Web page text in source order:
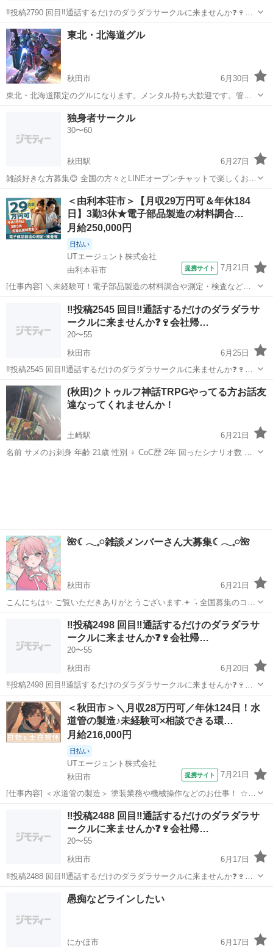
‼️投稿2790 回目‼️通話するだけのダラダラサークルに来ませんか❓🍷会
社帰ってからや運転中など暇な時間に通話しませんか❓メンバー130人
くらいいます。 男女比は半半くらいで年齢層は20代から40代が多いで
す。zoomや...
秋田 秋田市 グルチャ 顔出し
東北・北海道グル
秋田市
6月30日
東北・北海道限定のグルになります。メンタル持ち大歓迎です。管理
人も管理人補佐もメンタル持ちです。 通話やチャットが好きな方、ぜ
ひ私たちのグルに入りませんか？
秋田市 LINE友達
独身者サークル
30〜60
秋田駅
6月27日
雑談好きな方募集😊 全国の方々とLINEオープンチャットで楽しくお話
ししています。 年齢・性別問わず歓迎です。 興味のある方は、是非入
ってみてください。 元々あった独身者サークルの再集結版です。 新規
メンバーも募集中です。 ...
秋田駅 チャット 独身者
＜由利本荘市＞【月収29万円可＆年休184
日】3勤3休★電子部品製造の材料調合…
月給250,000円
日払い
UTエージェント株式会社
由利本荘市
提携サイト 7月21日
[仕事内容] ＼未経験可！電子部品製造の材料調合や測定・検査など／
セラミックコンデンサを製造する工場でのお仕事です！ ☆コンデンサ
とは…電気を蓄えたり、放出したりする電子部品のこと 自動車やス
マートフォンなどあらゆる製...
由利本荘市
‼️投稿2545 回目‼️通話するだけのダラダラサ
ークルに来ませんか❓🍷会社帰…
20〜55
秋田市
6月25日
‼️投稿2545 回目‼️通話するだけのダラダラサークルに来ませんか❓🍷会
社帰ってからや運転中など暇な時間に通話しませんか❓メンバー130人
くらいいます。 男女比は半半くらいで年齢層は20代から40代が多いで
す。zoomやラ...
秋田 秋田市 グルチャ 顔出し
(秋田)クトゥルフ神話TRPGやってる方お話友
達なってくれませんか！
土崎駅
6月21日
名前 サメのお刺身 年齢 21歳 性別 ♀️ CoC歴 2年 回ったシナリオ数 だ
🌺☾𓂃𓈒𓏸雑談メンバーさん大募集☾𓂃𓈒𓏸🌺
秋田市
6月21日
こんにちは✨️ ご覧いただきありがとうございます.𖥔 ݁ ˖ 全国募集のコミ
ュニティです💬 新しいメンバーさんを大募集しております！ 通話相手
をお探しの方、お友達をお探しの方、ぜひ当コミュニティに参加して
グルチャ コミュニティ
‼️投稿2498 回目‼️通話するだけのダラダラサ
ークルに来ませんか❓🍷会社帰…
20〜55
秋田市
6月20日
‼️投稿2498 回目‼️通話するだけのダラダラサークルに来ませんか❓🍷会
社帰ってからや運転中など暇な時間に通話しませんか❓メンバー130人
くらいいます。 男女比は半半くらいで年齢層は20代から40代が多いで
す。zoomやラ...
秋田 秋田市 グルチャ 顔出し
＜秋田市＞＼月収28万円可／年休124日！水
道管の製造♪未経験可×相談できる環…
月給216,000円
日払い
UTエージェント株式会社
秋田市
提携サイト 7月21日
[仕事内容] ＜水道管の製造＞ 塗装業務や機械操作などのお仕事！ ☆製
造業未経験OK！ しっかりしたサポートで安心◎ 早いうちに即戦
力として活躍する方も多く、作業難易度は低めです♪ ＜具体的には…
＞ ◆刷毛やスポン...
秋田市 工場
‼️投稿2488 回目‼️通話するだけのダラダラサ
ークルに来ませんか❓🍷会社帰…
20〜55
秋田市
6月17日
‼️投稿2488 回目‼️通話するだけのダラダラサークルに来ませんか❓🍷会
社帰ってからや運転中など暇な時間に通話しませんか❓メンバー130人
くらいいます。 男女比は半半くらいで年齢層は20代から40代が多いで
す。zoomやラ...
グルチャ 顔出し
愚痴などラインしたい
にかほ市 6月17日